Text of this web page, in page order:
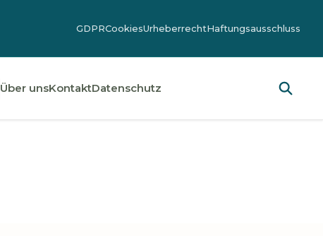
GDPRCookiesUrheberrechtHaftungsausschluss
Über unsKontaktDatenschutz